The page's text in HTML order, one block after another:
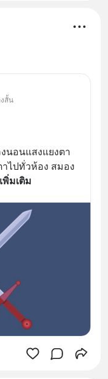
สั้น
นอนแสงแยงตา
ไปทั่วห้อง สมอง
พิ่มเติม